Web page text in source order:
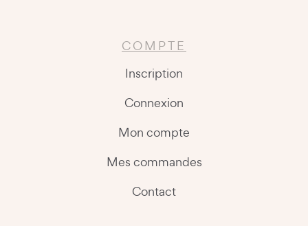
COMPTE
Inscription
Connexion
Mon compte
Mes commandes
Contact